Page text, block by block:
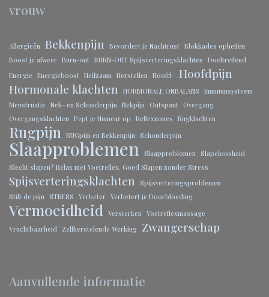
vrouw
Allergieën Bekkenpijn Bevordert je Nachtrust Blokkades opheffen
Boost je afweer Burn-out BURN-OUT Spijsverteringsklachten Doeltreffend
Energie Energieboost Heilzaam Herstellen Hoofd- Hoofdpijn
Hormonale klachten
HORMONALE ONBALANS Immuunsysteem
Menstruatie Nek- en Schouderpijn Nekpijn Ontspant
Overgang
Overgangsklachten Pept je Humeur op Reflexzones Rugklachten
Rugpijn RUGpijn en Bekkenpijn Schouderpijn
Slaapproblemen Slaapproblomen Slapeloosheid
Slecht slapen? Relax met Voetreflex. Goed Slapen zonder Stress
Spijsverteringsklachten
Spijsverteringsproblemen
Stilt de pijn STRESS Verbeter Verbetert je Doorbloeding
Vermoeidheid Versterken Voetreflexmassage
Vruchtbaarheid
Zelfherstelende Werking Zwangerschap
Aanvullende informatie